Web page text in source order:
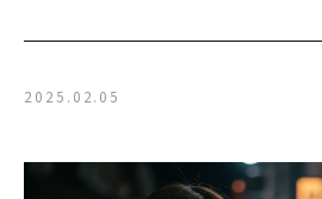
2025.02.05